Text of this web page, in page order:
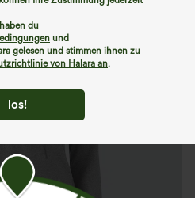
du
und
gelesen und stimmen ihnen zu
von Halara an.
los!